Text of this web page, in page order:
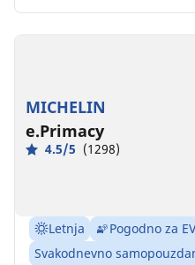
MICHELIN
e.Primacy
4.5/5 (1298)
Letnja
Pogodno za EV
Svakodnevno